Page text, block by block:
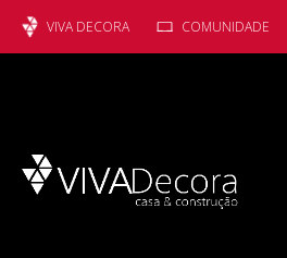
VIVA DECORA COMUNIDADE